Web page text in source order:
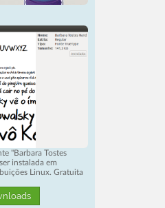
"Barbara Tostes
instalada em
Linux. Gratuita